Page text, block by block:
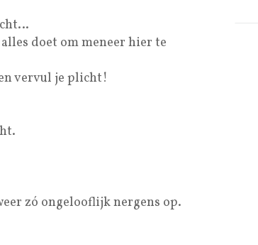
doet om meneer hier te
vervul je plicht!
zó ongelooflijk nergens op.